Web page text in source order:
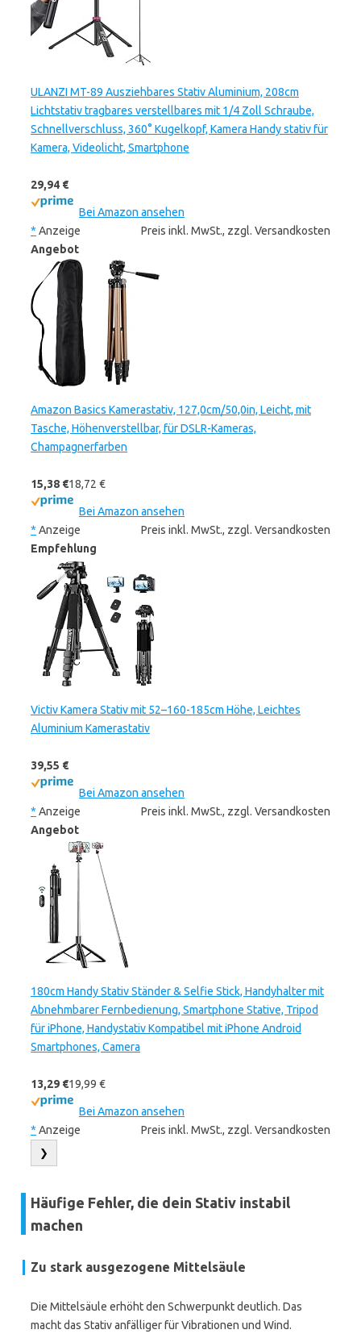
ULANZI MT-89 Ausziehbares Stativ Aluminium, 208cm
Lichtstativ tragbares verstellbares mit 1/4 Zoll Schraube,
Schnellverschluss, 360° Kugelkopf, Kamera Handy stativ für
Kamera, Videolicht, Smartphone
29,94 €
Bei Amazon ansehen
* Anzeige
Preis inkl. MwSt., zzgl. Versandkosten
Angebot
Amazon Basics Kamerastativ, 127,0cm/50,0in, Leicht, mit
Tasche, Höhenverstellbar, für DSLR-Kameras,
Champagnerfarben
15,38 €18,72 €
Bei Amazon ansehen
* Anzeige
Preis inkl. MwSt., zzgl. Versandkosten
Empfehlung
Victiv Kamera Stativ mit 52–160-185cm Höhe, Leichtes
Aluminium Kamerastativ
39,55 €
Bei Amazon ansehen
* Anzeige
Preis inkl. MwSt., zzgl. Versandkosten
Angebot
180cm Handy Stativ Ständer & Selfie Stick, Handyhalter mit
Abnehmbarer Fernbedienung, Smartphone Stative, Tripod
für iPhone, Handystativ Kompatibel mit iPhone Android
Smartphones, Camera
13,29 €19,99 €
Bei Amazon ansehen
* Anzeige Preis inkl. MwSt., zzgl. Versandkosten
❯
Häufige Fehler, die dein Stativ instabil
machen
Zu stark ausgezogene Mittelsäule
Die Mittelsäule erhöht den Schwerpunkt deutlich. Das
macht das Stativ anfälliger für Vibrationen und Wind.